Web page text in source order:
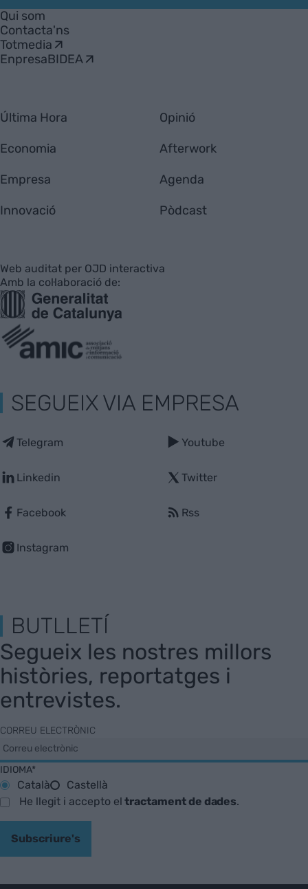
Empresa
Qui som
Contacta'ns
Totmedia
EnpresaBIDEA
Última Hora
Economia
Empresa
Innovació
Opinió
Afterwork
Agenda
Pòdcast
Web auditat per OJD interactiva
Amb la col·laboració de:
SEGUEIX VIA EMPRESA
Telegram
Linkedin
Facebook
Instagram
Youtube
Twitter
Rss
BUTLLETÍ
Segueix les nostres millors
històries, reportatges i
entrevistes.
CORREU ELECTRÒNIC
IDIOMA*
Català
Castellà
He llegit i accepto eltractament de dades.
Subscriure's